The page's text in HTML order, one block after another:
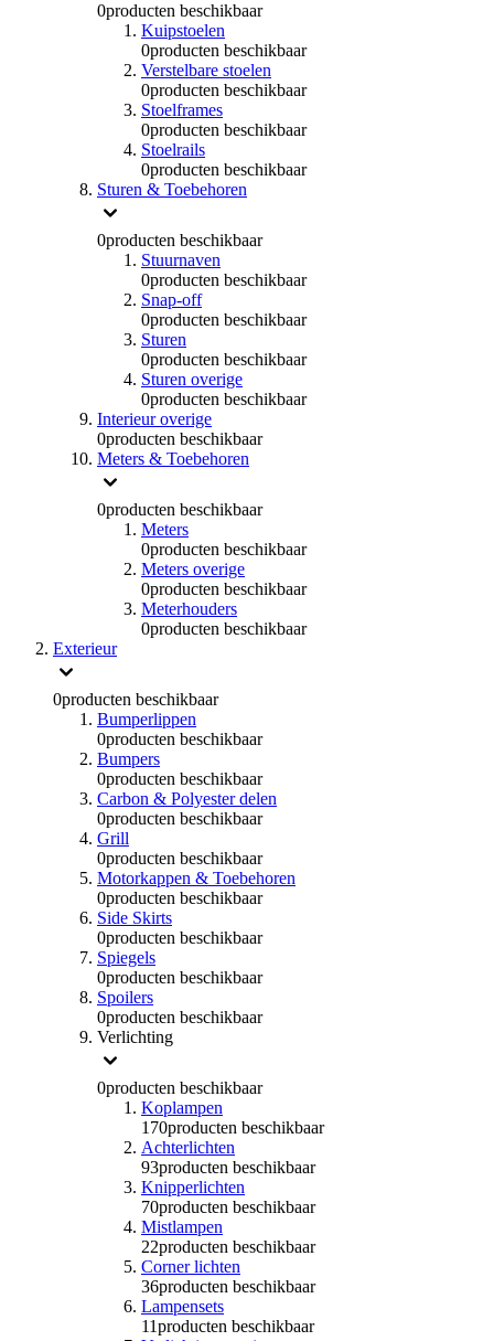
0producten beschikbaar
Kuipstoelen
0producten beschikbaar
Verstelbare stoelen
0producten beschikbaar
Stoelframes
0producten beschikbaar
Stoelrails
0producten beschikbaar
Sturen & Toebehoren
0producten beschikbaar
Stuurnaven
0producten beschikbaar
Snap-off
0producten beschikbaar
Sturen
0producten beschikbaar
Sturen overige
0producten beschikbaar
Interieur overige
0producten beschikbaar
Meters & Toebehoren
0producten beschikbaar
Meters
0producten beschikbaar
Meters overige
0producten beschikbaar
Meterhouders
0producten beschikbaar
Exterieur
0producten beschikbaar
Bumperlippen
0producten beschikbaar
Bumpers
0producten beschikbaar
Carbon & Polyester delen
0producten beschikbaar
Grill
0producten beschikbaar
Motorkappen & Toebehoren
0producten beschikbaar
Side Skirts
0producten beschikbaar
Spiegels
0producten beschikbaar
Spoilers
0producten beschikbaar
Verlichting
0producten beschikbaar
Koplampen
170producten beschikbaar
Achterlichten
93producten beschikbaar
Knipperlichten
70producten beschikbaar
Mistlampen
22producten beschikbaar
Corner lichten
36producten beschikbaar
Lampensets
11producten beschikbaar